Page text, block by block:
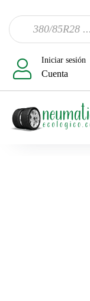
Iniciar sesión
Cuenta